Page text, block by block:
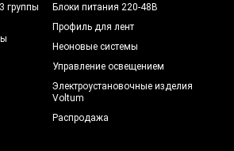
группы
Блоки питания 220-48В
Профиль для лент
Неоновые системы
Управление освещением
Электроустановочные изделия
Voltum
Распродажа